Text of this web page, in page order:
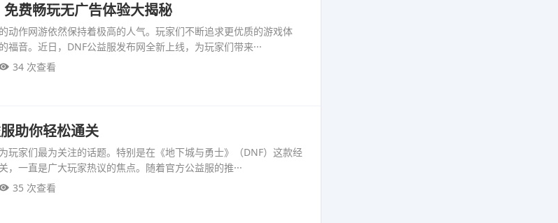
费畅玩无广告体验大揭秘
动作网游依然保持着极高的人气。玩家们不断追求更优质的游戏体
音。近日，DNF公益服发布网全新上线，为玩家们带来···
34 次查看
助你轻松通关
玩家们最为关注的话题。特别是在《地下城与勇士》（DNF）这款经
一直是广大玩家热议的焦点。随着官方公益服的推···
35 次查看